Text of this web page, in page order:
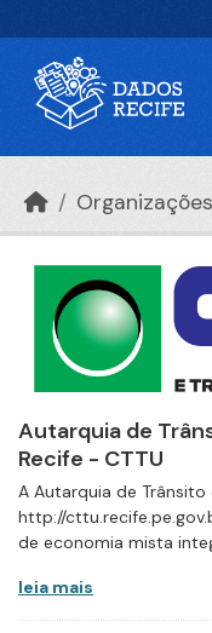
Organizações
Autarquia de
Recife - CTTU
A Autarquia de Trânsito
http://
de economia mista
leia mais